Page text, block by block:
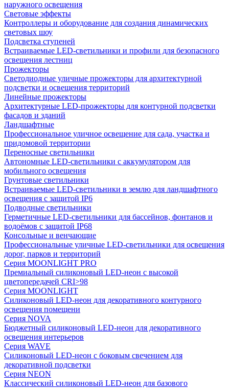
наружного освещения
Световые эффекты
Контроллеры и оборудование для создания динамических
световых шоу
Подсветка ступеней
Встраиваемые LED-светильники и профили для безопасного
освещения лестниц
Прожекторы
Светодиодные уличные прожекторы для архитектурной
подсветки и освещения территорий
Линейные прожекторы
Архитектурные LED-прожекторы для контурной подсветки
фасадов и зданий
Ландшафтные
Профессиональное уличное освещение для сада, участка и
придомовой территории
Переносные светильники
Автономные LED-светильники с аккумулятором для
мобильного освещения
Грунтовые светильники
Встраиваемые LED-светильники в землю для ландшафтного
освещения с защитой IP6
Подводные светильники
Герметичные LED-светильники для бассейнов, фонтанов и
водоёмов с защитой IP68
Консольные и венчающие
Профессиональные уличные LED-светильники для освещения
дорог, парков и территорий
Серия MOONLIGHT PRO
Премиальный силиконовый LED-неон с высокой
цветопередачей CRI>98
Серия MOONLIGHT
Силиконовый LED-неон для декоративного контурного
освещения помещени
Серия NOVA
Бюджетный силиконовый LED-неон для декоративного
освещения интерьеров
Серия WAVE
Силиконовый LED-неон с боковым свечением для
декоративной подсветки
Серия NEON
Классический силиконовый LED-неон для базового